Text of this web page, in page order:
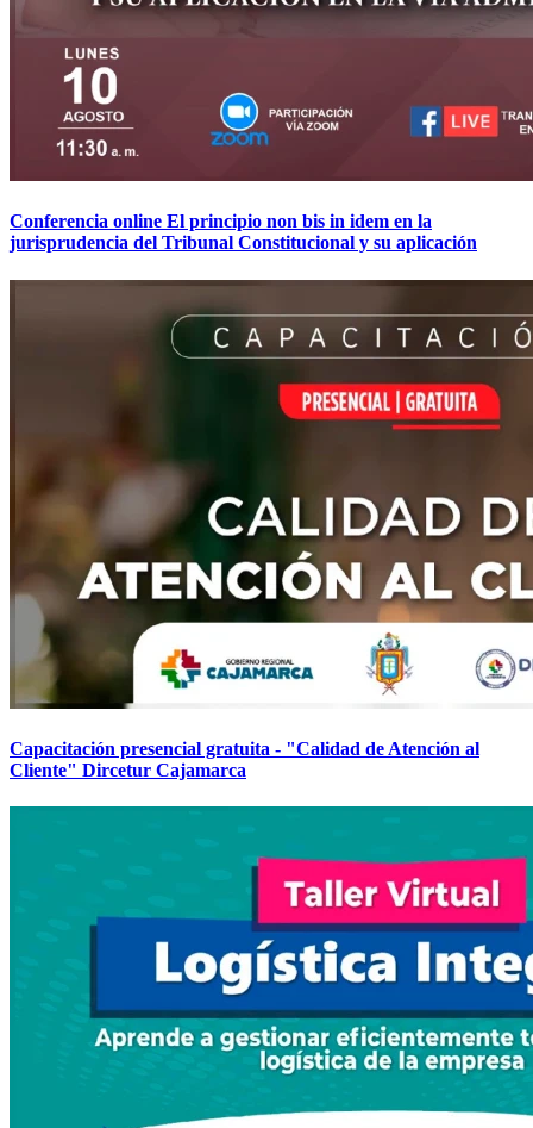
Conferencia online El principio non bis in idem en la
jurisprudencia del Tribunal Constitucional y su aplicación
Capacitación presencial gratuita - "Calidad de Atención al
Cliente" Dircetur Cajamarca